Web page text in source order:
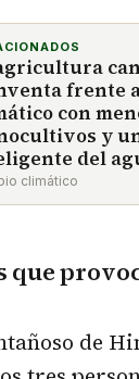
frente
con
y
del
climático
que
de